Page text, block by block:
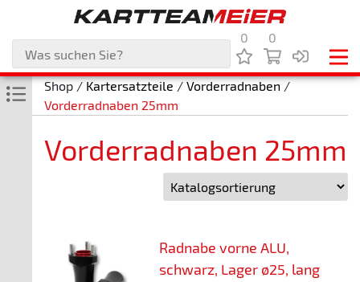
0 0
Shop /Kartersatzteile/Vorderradnaben/
Vorderradnaben 25mm
Vorderradnaben 25mm
Radnabe vorne ALU,
schwarz, Lager ø25, lang